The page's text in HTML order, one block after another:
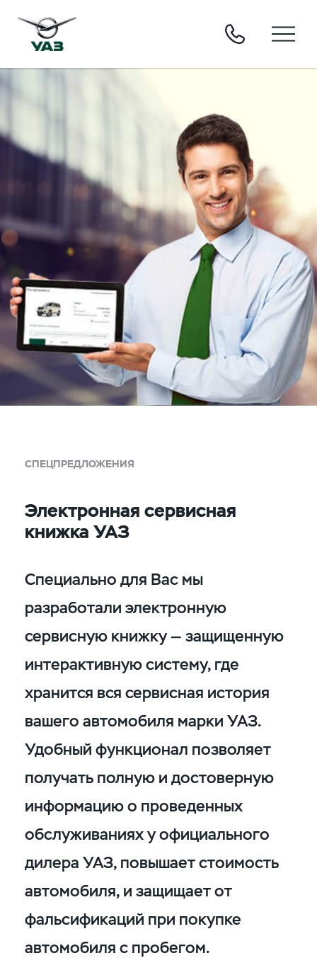
СПЕЦПРЕДЛОЖЕНИЯ
Электронная сервисная
книжка УАЗ
Специально для Вас мы
разработали электронную
сервисную книжку — защищенную
интерактивную систему, где
хранится вся сервисная история
вашего автомобиля марки УАЗ.
Удобный функционал позволяет
получать полную и достоверную
информацию о проведенных
обслуживаниях у официального
дилера УАЗ, повышает стоимость
автомобиля, и защищает от
фальсификаций при покупке
автомобиля с пробегом.